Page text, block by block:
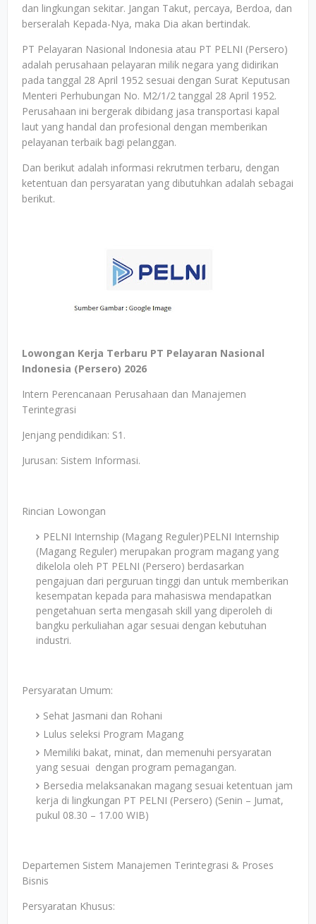
dan lingkungan sekitar. Jangan Takut, percaya, Berdoa, dan
berseralah Kepada-Nya, maka Dia akan bertindak.
PT Pelayaran Nasional Indonesia atau PT PELNI (Persero)
adalah perusahaan pelayaran milik negara yang didirikan
pada tanggal 28 April 1952 sesuai dengan Surat Keputusan
Menteri Perhubungan No. M2/1/2 tanggal 28 April 1952.
Perusahaan ini bergerak dibidang jasa transportasi kapal
laut yang handal dan profesional dengan memberikan
pelayanan terbaik bagi pelanggan.
Dan berikut adalah informasi rekrutmen terbaru, dengan
ketentuan dan persyaratan yang dibutuhkan adalah sebagai
berikut.
Lowongan Kerja Terbaru PT Pelayaran Nasional
Indonesia (Persero) 2026
Intern Perencanaan Perusahaan dan Manajemen
Terintegrasi
Jenjang pendidikan: S1.
Jurusan: Sistem Informasi.
Rincian Lowongan
PELNI Internship (Magang Reguler)PELNI Internship
(Magang Reguler) merupakan program magang yang
dikelola oleh PT PELNI (Persero) berdasarkan
pengajuan dari perguruan tinggi dan untuk memberikan
kesempatan kepada para mahasiswa mendapatkan
pengetahuan serta mengasah skill yang diperoleh di
bangku perkuliahan agar sesuai dengan kebutuhan
industri.
Persyaratan Umum:
Sehat Jasmani dan Rohani
Lulus seleksi Program Magang
Memiliki bakat, minat, dan memenuhi persyaratan
yang sesuai dengan program pemagangan.
Bersedia melaksanakan magang sesuai ketentuan jam
kerja di lingkungan PT PELNI (Persero) (Senin – Jumat,
pukul 08.30 – 17.00 WIB)
Departemen Sistem Manajemen Terintegrasi & Proses
Bisnis
Persyaratan Khusus: